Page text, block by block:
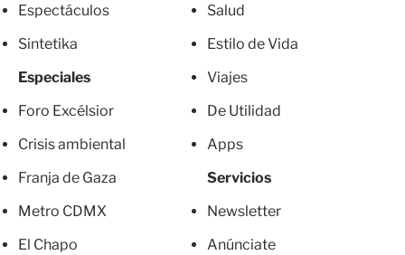
Espectáculos
Sintetika
Especiales
Foro Excélsior
Crisis ambiental
Franja de Gaza
Metro CDMX
El Chapo
Salud
Estilo de Vida
Viajes
De Utilidad
Apps
Servicios
Newsletter
Anúnciate